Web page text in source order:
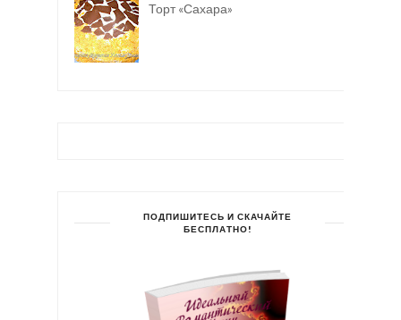
Торт «Сахара»
ПОДПИШИТЕСЬ И СКАЧАЙТЕ
БЕСПЛАТНО!